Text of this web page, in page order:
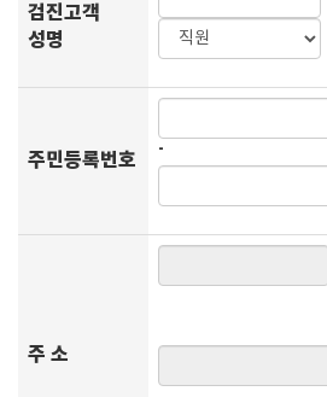
검진고객
성명
주민등록번호 -
주 소